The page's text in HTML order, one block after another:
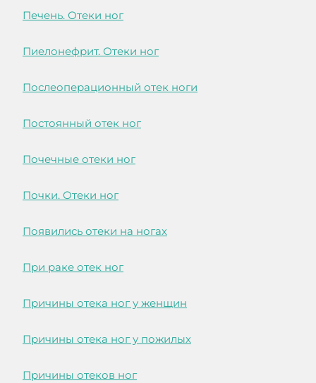
Печень. Отеки ног
Пиелонефрит. Отеки ног
Послеоперационный отек ноги
Постоянный отек ног
Почечные отеки ног
Почки. Отеки ног
Появились отеки на ногах
При раке отек ног
Причины отека ног у женщин
Причины отека ног у пожилых
Причины отеков ног